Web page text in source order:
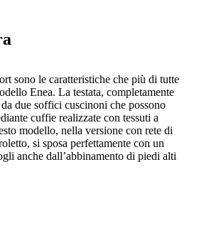
sono le caratteristiche che più di tutte
Enea. La testata, completamente
due soffici cuscinoni che possono
cuffie realizzate con tessuti a
modello, nella versione con rete di
si sposa perfettamente con un
anche dall’abbinamento di piedi alti